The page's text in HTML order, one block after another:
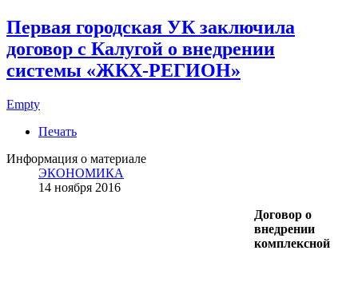
Первая городская УК заключила
договор с Калугой о внедрении
системы «ЖКХ-РЕГИОН»
Empty
Печать
Информация о материале
ЭКОНОМИКА
14 ноября 2016
Договор о
внедрении
комплексной